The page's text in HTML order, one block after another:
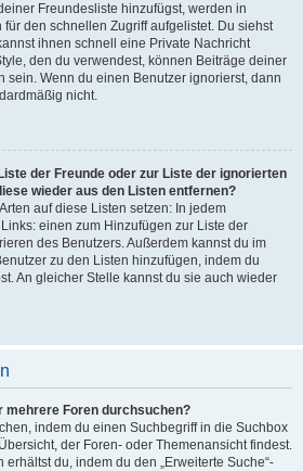
Freundesliste hinzufügst, werden in
den schnellen Zugriff aufgelistet. Du siehst
ihnen schnell eine Private Nachricht
den du verwendest, können Beiträge deiner
sein. Wenn du einen Benutzer ignorierst, dann
nicht.
der Freunde oder zur Liste der ignorierten
wieder aus den Listen entfernen?
auf diese Listen setzen: In jedem
einen zum Hinzufügen zur Liste der
des Benutzers. Außerdem kannst du im
zu den Listen hinzufügen, indem du
An gleicher Stelle kannst du sie auch wieder
mehrere Foren durchsuchen?
indem du einen Suchbegriff in die Suchbox
der Foren- oder Themenansicht findest.
du, indem du den „Erweiterte Suche“-